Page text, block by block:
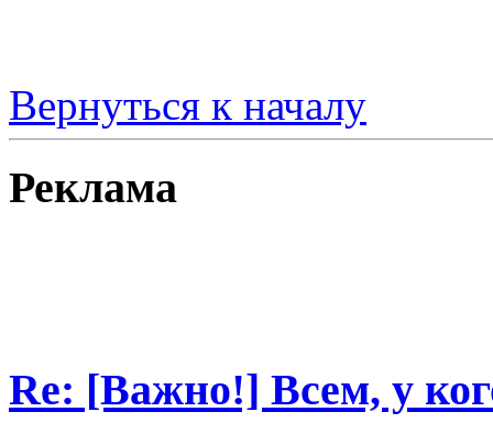
Вернуться к началу
Реклама
Re: [Важно!] Всем, у